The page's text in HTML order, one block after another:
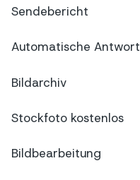
Sendebericht
Automatische Antwort
Bildarchiv
Stockfoto kostenlos
Bildbearbeitung